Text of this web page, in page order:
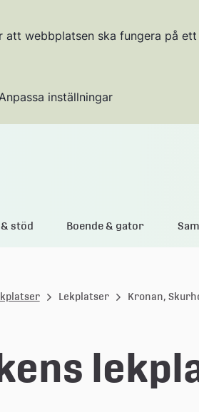
att webbplatsen ska fungera på
inställningar
stöd Boende & gator
Lekplatser Kronan,